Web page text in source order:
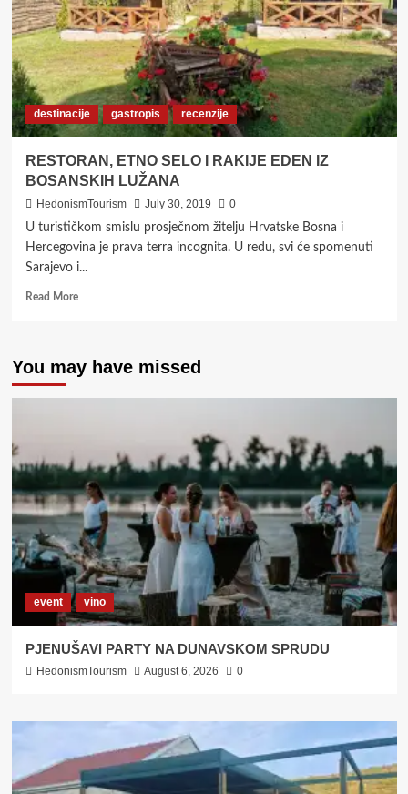
destinacije gastropis recenzije
RESTORAN, ETNO SELO I RAKIJE EDEN IZ
BOSANSKIH LUŽANA
HedonismTourism July 30, 2019
0
U turističkom smislu prosječnom žitelju Hrvatske Bosna i
Hercegovina je prava terra incognita. U redu, svi će spomenuti
Sarajevo i...
Read MoreRead
ETNO
SELO
I
BOSANSKIH
LUŽANA
You may have missed
event vino
PJENUŠAVI PARTY NA DUNAVSKOM SPRUDU
HedonismTourism August 6, 2026 0